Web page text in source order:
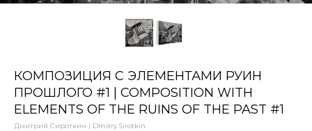
КОМПОЗИЦИЯ С ЭЛЕМЕНТАМИ РУИН
ПРОШЛОГО #1 | COMPOSITION WITH
ELEMENTS OF THE RUINS OF THE PAST #1
Дмитрий Сироткин | Dmitry Sirotkin